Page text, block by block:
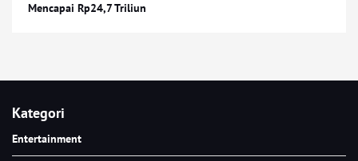
Mencapai Rp24,7 Triliun
Kategori
Entertainment